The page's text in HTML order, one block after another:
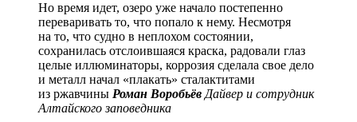
Но время идет, озеро уже начало постепенно
переваривать то, что попало к нему. Несмотря
на то, что судно в неплохом состоянии,
сохранилась отслоившаяся краска, радовали глаз
целые иллюминаторы, коррозия сделала свое дело
и металл начал «плакать» сталактитами
из ржавчины Роман Воробьёв Дайвер и сотрудник
Алтайского заповедника